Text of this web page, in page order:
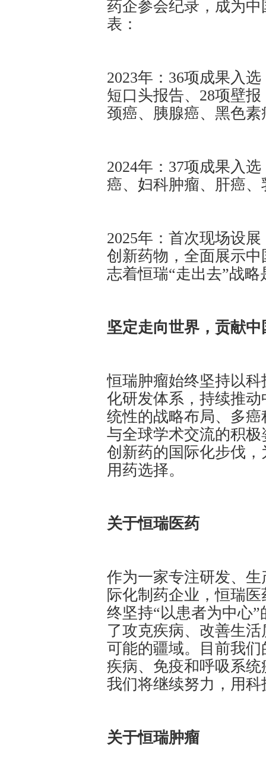
药企参会纪录，成为
表：
2023年：36项成果入
短口头报告、28项壁
颈癌、胰腺癌、黑色
2024年：37项成果入
癌、妇科肿瘤、肝癌
2025年：首次现场设
创新药物，全面展示
志着恒瑞“走出去”战
坚定走向世界，贡献中
恒瑞肿瘤始终坚持以
化研发体系，持续推
统性的战略布局、多
与全球学术交流的积
创新药的国际化步伐
用药选择。
关于恒瑞医药
作为一家专注研发、
际化制药企业，恒瑞
终坚持“以患者为中心
了攻克疾病、改善生
可能的疆域。目前我
疾病、免疫和呼吸系
我们将继续努力，用
关于恒瑞肿瘤